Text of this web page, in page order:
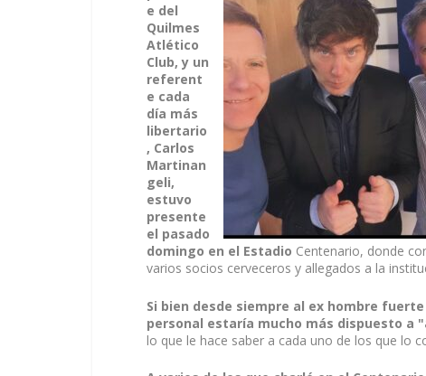
e del
Quilmes
Atlético
Club, y un
referent
e cada
día más
libertario
, Carlos
Martinan
geli,
estuvo
presente
el pasado
domingo en el Estadio Centenario, donde
varios socios cerveceros y allegados a la
Si bien desde siempre al ex hombre
personal estaría mucho más dispuesto a
lo que le hace saber a cada uno de los que lo